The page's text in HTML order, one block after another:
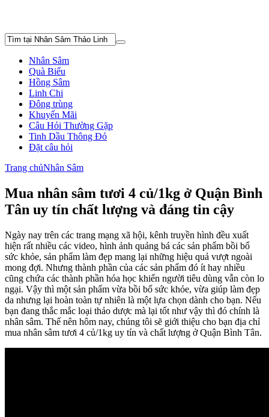
Nhân Sâm
Quà Biếu
Hồng Sâm
Linh Chi
Đông trùng
Khuyến Mãi
Câu Hỏi Thường Gặp
Tinh Dầu Thông Đỏ
Đặt câu hỏi
Trang chủNhân Sâm
Mua nhân sâm tươi 4 củ/1kg ở Quận Bình
Tân uy tín chất lượng và đáng tin cậy
Ngày nay trên các trang mạng xã hội, kênh truyền hình đều xuất
hiện rất nhiều các video, hình ảnh quảng bá các sản phẩm bồi bổ
sức khỏe, sản phẩm làm đẹp mang lại những hiệu quả vượt ngoài
mong đợi. Nhưng thành phần của các sản phẩm đó ít hay nhiều
cũng chứa các thành phần hóa học khiến người tiêu dùng vẫn còn lo
ngại. Vậy thì một sản phẩm vừa bồi bổ sức khỏe, vừa giúp làm đẹp
da nhưng lại hoàn toàn tự nhiên là một lựa chọn dành cho bạn. Nếu
bạn đang thắc mắc loại thảo dược mà lại tốt như vậy thì đó chính là
nhân sâm. Thế nên hôm nay, chúng tôi sẽ giới thiệu cho bạn địa chỉ
mua nhân sâm tươi 4 củ/1kg uy tín và chất lượng ở Quận Bình Tân.